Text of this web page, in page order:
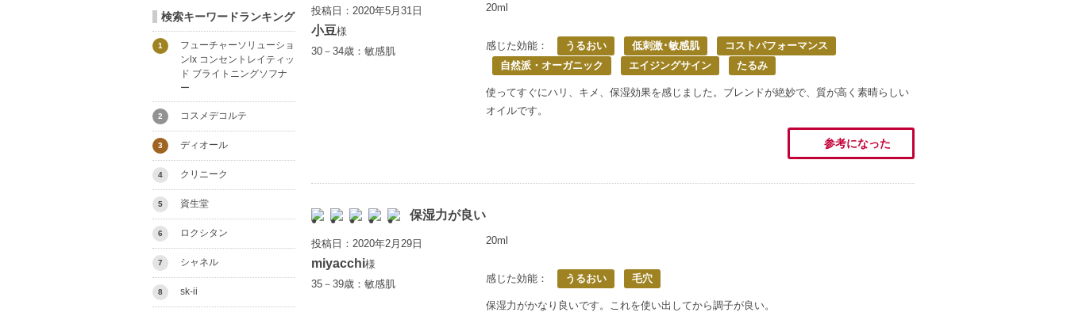
投稿日：2020年5月31日
小豆様
30－34歳：敏感肌
20ml
感じた効能： うるおい 低刺激･敏感肌
コストパフォーマンス
自然派・オーガニック
エイジングサイン たるみ
使ってすぐにハリ、キメ、保湿効果を感じました。ブレンドが絶妙で、質が高く素晴らしい
オイルです。
参考になった
保湿力が良い
投稿日：2020年2月29日
miyacchi様
35－39歳：敏感肌
20ml
感じた効能： うるおい 毛穴
保湿力がかなり良いです。これを使い出してから調子が良い。
検索キーワードランキング
1
フューチャーソリューショ
ンlx コンセントレイティッ
ド ブライトニングソフナ
ー
2 コスメデコルテ
3 ディオール
4 クリニーク
5 資生堂
6 ロクシタン
7 シャネル
8 sk-ii